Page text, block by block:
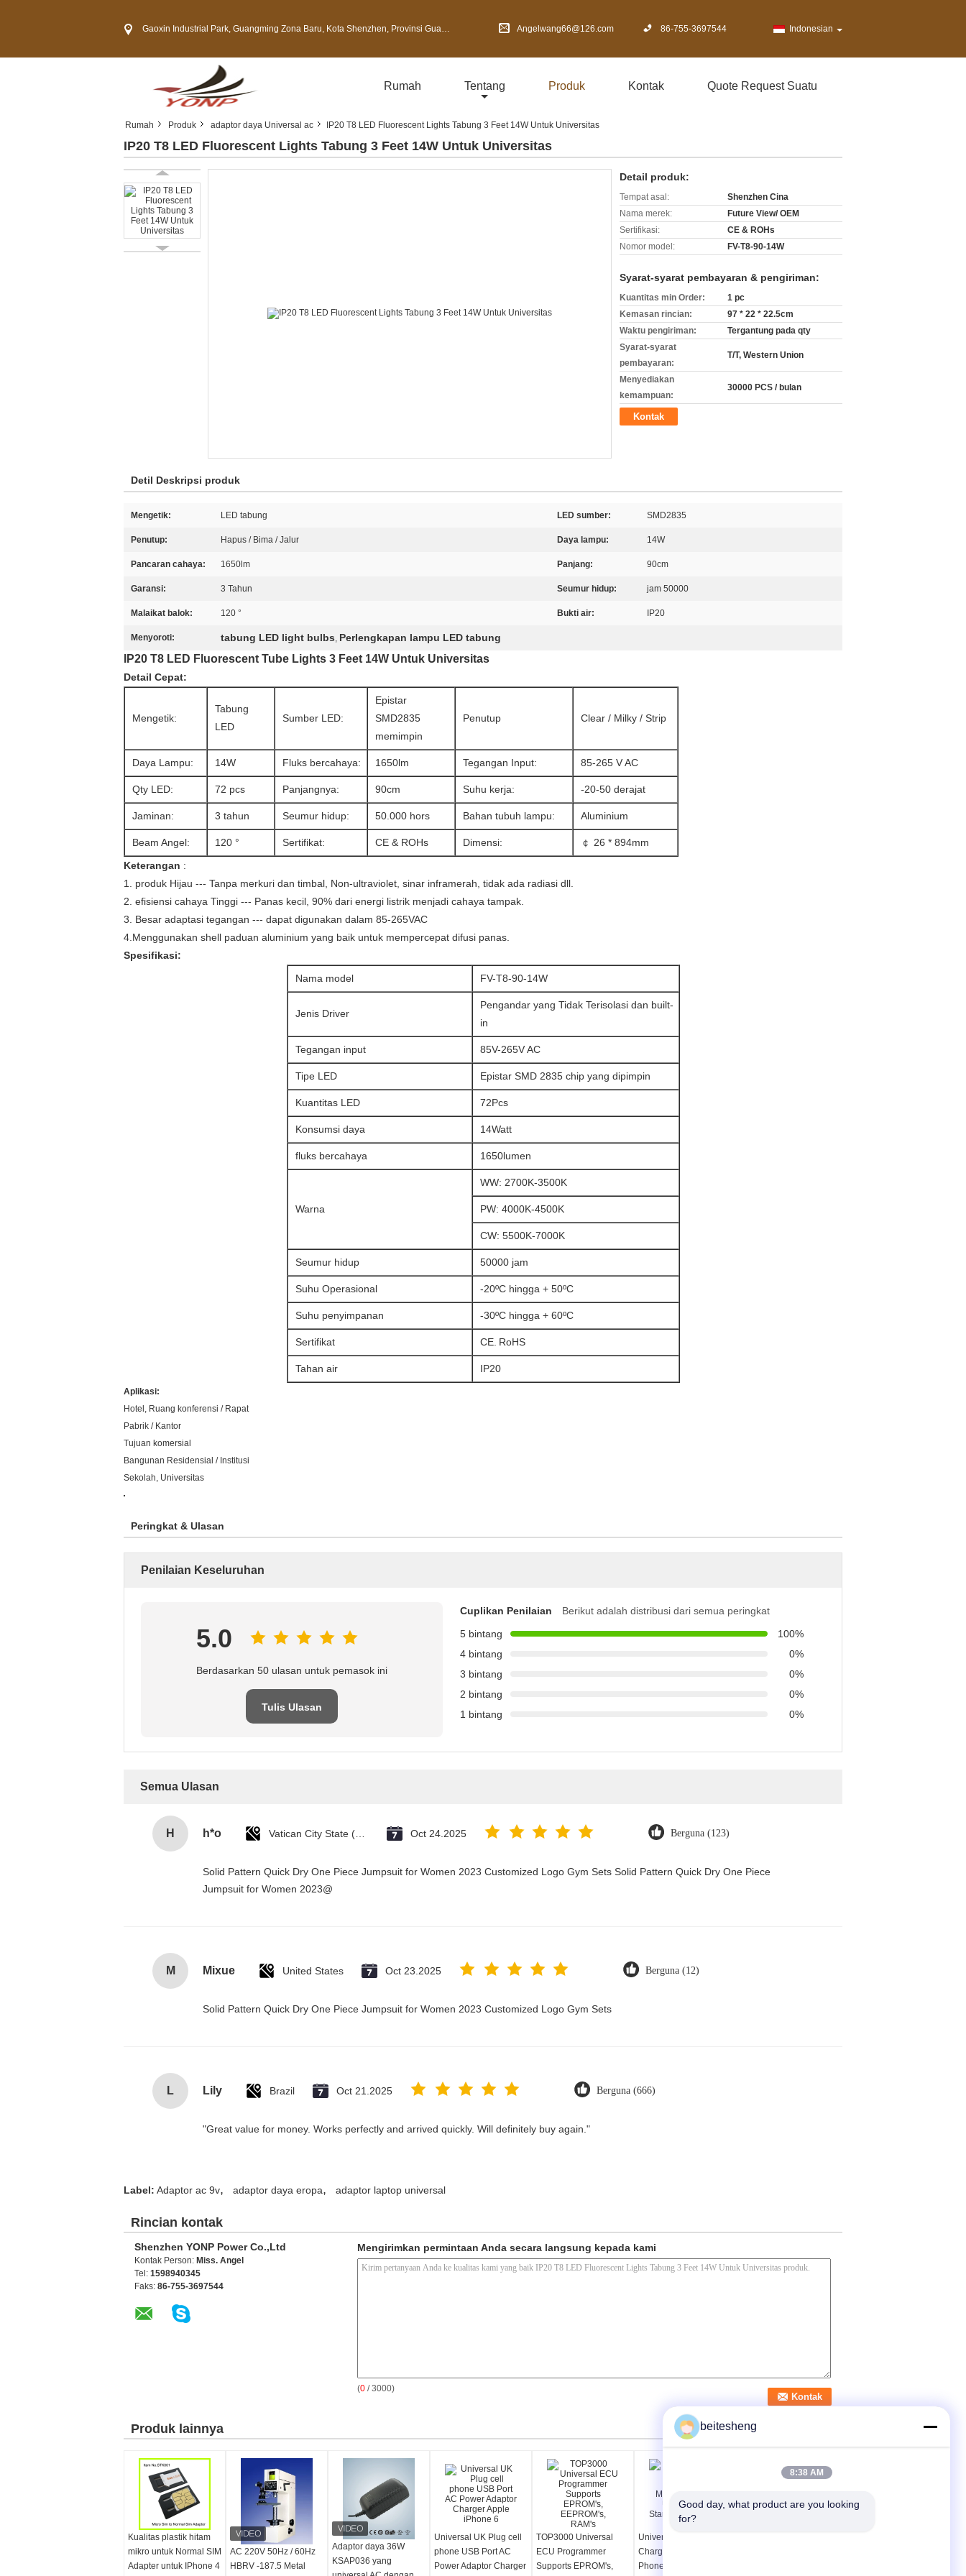
Gaoxin Industrial Park, Guangming Zona Baru, Kota Shenzhen, Provinsi Guangdong, Cina Angelwang66@126.com 86-755-3697544 Indonesian
Rumah Tentang Produk Kontak Quote Request Suatu
Rumah Produk adaptor daya Universal ac IP20 T8 LED Fluorescent Lights Tabung 3 Feet 14W Untuk Universitas
IP20 T8 LED Fluorescent Lights Tabung 3 Feet 14W Untuk Universitas
Detail produk:
Tempat asal:
Shenzhen Cina
Nama merek:
Future View/ OEM
Sertifikasi:
CE & ROHs
Nomor model:
FV-T8-90-14W
Syarat-syarat pembayaran & pengiriman:
Kuantitas min Order:
1 pc
Kemasan rincian:
97 * 22 * ​​22.5cm
Waktu pengiriman:
Tergantung pada qty
Syarat-syarat
pembayaran:
T/T, Western Union
Menyediakan
kemampuan:
30000 PCS / bulan
Kontak
Detil Deskripsi produk
Mengetik: LED tabung LED sumber: SMD2835
Penutup: Hapus / Bima / Jalur Daya lampu: 14W
Pancaran cahaya: 1650lm Panjang: 90cm
Garansi: 3 Tahun Seumur hidup: jam 50000
Malaikat balok: 120 ° Bukti air: IP20
Menyoroti: tabung LED light bulbs, Perlengkapan lampu LED tabung
IP20 T8 LED Fluorescent Tube Lights 3 Feet 14W Untuk Universitas
Detail Cepat:
Mengetik:
Tabung
LED
Sumber LED:
Epistar
SMD2835
memimpin
Penutup Clear / Milky / Strip
Daya Lampu: 14W Fluks bercahaya: 1650lm Tegangan Input: 85-265 V AC
Qty LED: 72 pcs Panjangnya: 90cm Suhu kerja: -20-50 derajat
Jaminan: 3 tahun Seumur hidup: 50.000 hors Bahan tubuh lampu: Aluminium
Beam Angel: 120 ° Sertifikat: CE & ROHs Dimensi:
￠ 26 * 894mm
Keterangan :
1. produk Hijau --- Tanpa merkuri dan timbal, Non-ultraviolet, sinar inframerah, tidak ada radiasi dll.
2. efisiensi cahaya Tinggi --- Panas kecil, 90% dari energi listrik menjadi cahaya tampak.
3. Besar adaptasi tegangan --- dapat digunakan dalam 85-265VAC
4.Menggunakan shell paduan aluminium yang baik untuk mempercepat difusi panas.
Spesifikasi:
Nama model
FV-T8-90-14W
Jenis Driver
Pengandar yang Tidak Terisolasi dan built-
in
Tegangan input 85V-265V AC
Tipe LED Epistar SMD 2835 chip yang dipimpin
Kuantitas LED 72Pcs
Konsumsi daya 14Watt
fluks bercahaya 1650lumen
Warna
WW: 2700K-3500K
PW: 4000K-4500K
CW: 5500K-7000K
Seumur hidup 50000 jam
Suhu Operasional -20ºC hingga + 50ºC
Suhu penyimpanan -30ºC hingga + 60ºC
Sertifikat CE. RoHS
Tahan air IP20
Aplikasi:
Hotel, Ruang konferensi / Rapat
Pabrik / Kantor
Tujuan komersial
Bangunan Residensial / Institusi
Sekolah, Universitas
Peringkat & Ulasan
Penilaian Keseluruhan
5.0
Berdasarkan 50 ulasan untuk pemasok ini
Tulis Ulasan
Cuplikan Penilaian
Berikut adalah distribusi dari semua peringkat
5 bintang
100%
4 bintang
0%
3 bintang
0%
2 bintang
0%
1 bintang
0%
Semua Ulasan
H h*o Oct 24.2025 Berguna (123)
Solid Pattern Quick Dry One Piece Jumpsuit for Women 2023 Customized Logo Gym Sets Solid Pattern Quick Dry One Piece
Jumpsuit for Women 2023@
M Mixue United States Oct 23.2025 Berguna (12)
Solid Pattern Quick Dry One Piece Jumpsuit for Women 2023 Customized Logo Gym Sets
L Lily Brazil Oct 21.2025 Berguna (666)
"Great value for money. Works perfectly and arrived quickly. Will definitely buy again."
Label: Adaptor ac 9v, adaptor daya eropa, adaptor laptop universal
Rincian kontak
Shenzhen YONP Power Co.,Ltd
Kontak Person: Miss. Angel
Tel: 1598940345
Faks: 86-755-3697544
Mengirimkan permintaan Anda secara langsung kepada kami
(0 / 3000)
Produk lainnya
Kualitas plastik hitam
mikro untuk Normal SIM
Adapter untuk IPhone 4
AC 220V 50Hz / 60Hz
HBRV -187.5 Metal
Adaptor daya 36W
KSAP036 yang
Universal UK Plug cell
phone USB Port AC
Power Adaptor Charger
TOP3000 Universal
ECU Programmer
Supports EPROM's,
Universal Wireless
Charger for Mobile
Phone , UltraThin Qi
beitesheng
8:38 AM
Good day, what product are you looking
for?